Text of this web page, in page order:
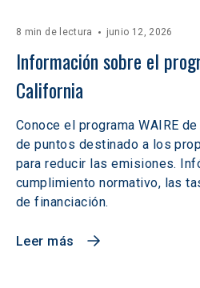
8 min de lectura junio 12, 2026
Información sobre el
California
Conoce el programa WAIRE
de puntos destinado a los
para reducir las emisiones.
cumplimiento normativo, las
de financiación.
Leer más